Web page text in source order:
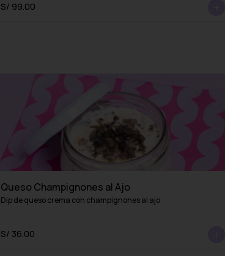
S/ 99.00
Queso Champignones al Ajo
Dip de queso crema con champignones al ajo
S/ 36.00